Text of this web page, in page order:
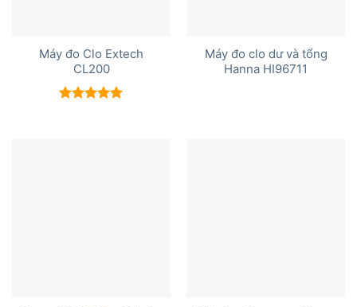
Máy đo Clo Extech
CL200
Máy đo clo dư và tổng
Hanna HI96711